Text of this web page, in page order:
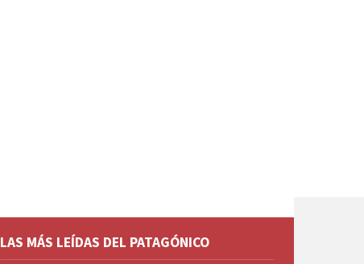
LAS MÁS LEÍDAS DEL PATAGÓNICO